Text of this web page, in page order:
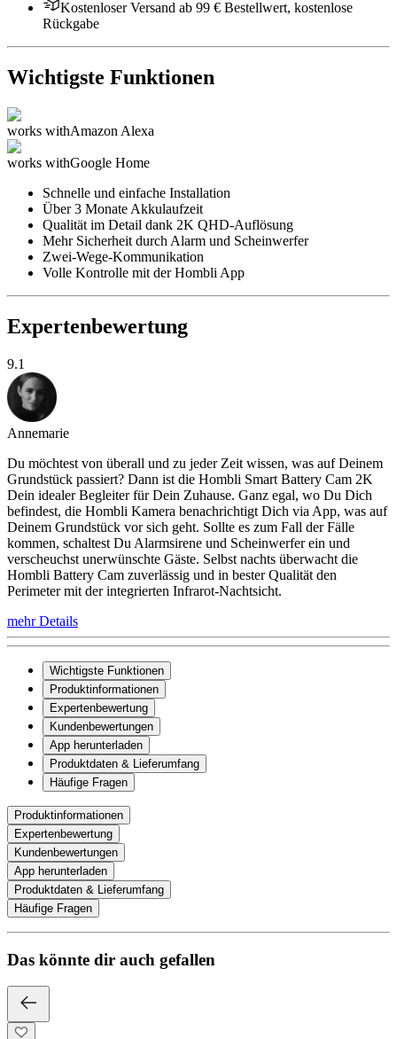
Kostenloser Versand ab 99 € Bestellwert, kostenlose
Rückgabe
Wichtigste Funktionen
works withAmazon Alexa
works withGoogle Home
Schnelle und einfache Installation
Über 3 Monate Akkulaufzeit
Qualität im Detail dank 2K QHD-Auflösung
Mehr Sicherheit durch Alarm und Scheinwerfer
Zwei-Wege-Kommunikation
Volle Kontrolle mit der Hombli App
Expertenbewertung
9.1
Annemarie
Du möchtest von überall und zu jeder Zeit wissen, was auf Deinem
Grundstück passiert? Dann ist die Hombli Smart Battery Cam 2K
Dein idealer Begleiter für Dein Zuhause. Ganz egal, wo Du Dich
befindest, die Hombli Kamera benachrichtigt Dich via App, was auf
Deinem Grundstück vor sich geht. Sollte es zum Fall der Fälle
kommen, schaltest Du Alarmsirene und Scheinwerfer ein und
verscheuchst unerwünschte Gäste. Selbst nachts überwacht die
Hombli Battery Cam zuverlässig und in bester Qualität den
Perimeter mit der integrierten Infrarot-Nachtsicht.
mehr Details
Wichtigste Funktionen
Produktinformationen
Expertenbewertung
Kundenbewertungen
App herunterladen
Produktdaten & Lieferumfang
Häufige Fragen
Produktinformationen
Expertenbewertung
Kundenbewertungen
App herunterladen
Produktdaten & Lieferumfang
Häufige Fragen
Das könnte dir auch gefallen